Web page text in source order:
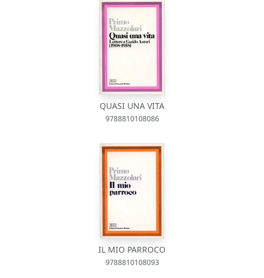
QUASI UNA VITA
9788810108086
IL MIO PARROCO
9788810108093